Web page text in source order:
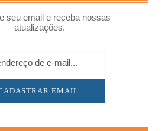
seu email e receba nossas
atualizações.